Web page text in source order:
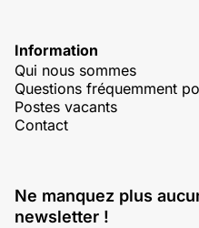
Information
Qui nous sommes
Questions fréquemment
Postes vacants
Contact
Ne manquez plus
newsletter !